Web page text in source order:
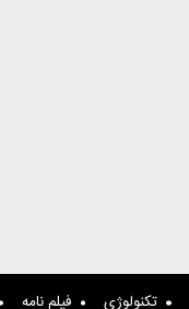
تکنولوژی فیلم نامه